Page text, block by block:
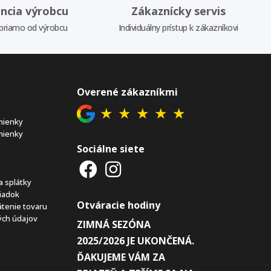
výrobcu
od výrobcu
Zákaznícky servis
Individuálny prístup k zákazníkovi
splátky
tovaru
údajov
Overené zákazníkmi
★ ★ ★ ★ ★
Sociálne siete
Otváracie hodiny
ZIMNÁ SEZÓNA
2025/2026 JE UKONČENÁ.
ĎAKUJEME VÁM ZA